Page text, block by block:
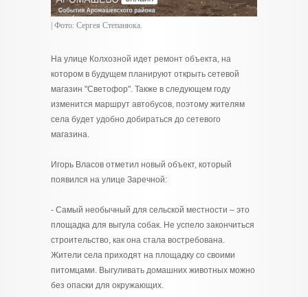
| Фото: Сергея Степанюка.
На улице Колхозной идет ремонт объекта, на
котором в будущем планируют открыть сетевой
магазин "Светофор". Также в следующем году
изменится маршрут автобусов, поэтому жителям
села будет удобно добираться до сетевого
магазина.
Игорь Власов отметил новый объект, который
появился на улице Заречной:
- Самый необычный для сельской местности – это
площадка для выгула собак. Не успело закончиться
строительство, как она стала востребована.
Жители села приходят на площадку со своими
питомцами. Выгуливать домашних животных можно
без опаски для окружающих.